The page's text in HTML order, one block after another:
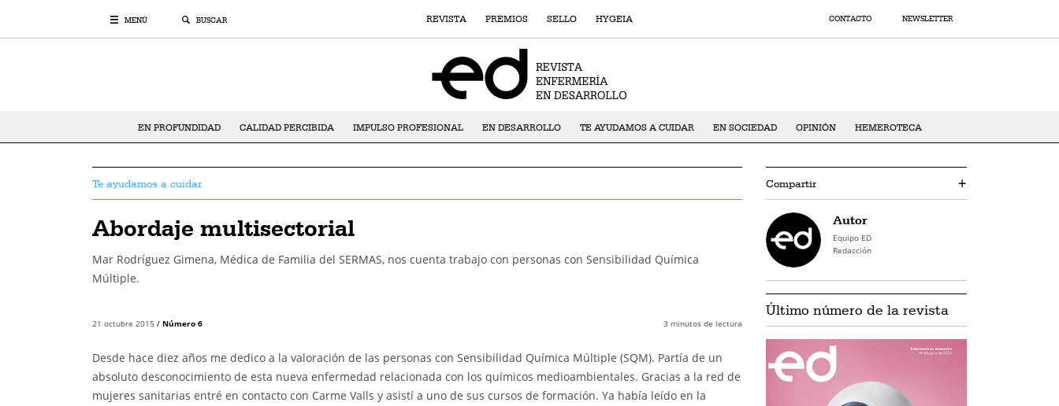
MENÚ BUSCAR REVISTA PREMIOS SELLO HYGEIA CONTACTO NEWSLETTER
EN PROFUNDIDAD CALIDAD PERCIBIDA IMPULSO PROFESIONAL EN DESARROLLO TE AYUDAMOS A CUIDAR EN SOCIEDAD OPINIÓN HEMEROTECA
Te ayudamos a cuidar
Abordaje multisectorial
Mar Rodríguez Gimena, Médica de Familia del SERMAS, nos cuenta trabajo con personas con Sensibilidad Química
Múltiple.
21 octubre 2015 / Número 6 3 minutos de lectura
Desde hace diez años me dedico a la valoración de las personas con Sensibilidad Química Múltiple (SQM). Partía de un
absoluto desconocimiento de esta nueva enfermedad relacionada con los químicos medioambientales. Gracias a la red de
mujeres sanitarias entré en contacto con Carme Valls y asistí a uno de sus cursos de formación. Ya había leído en la
Compartir +
Autor
Equipo ED
Redacción
Último número de la revista